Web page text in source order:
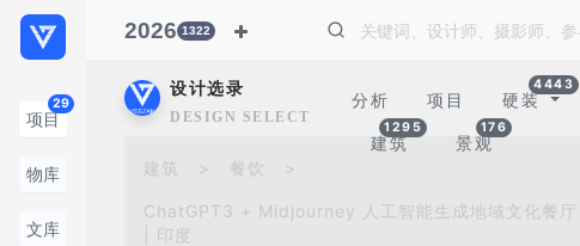
项目
29
物库
文库
2026 1322
设计选录
DESIGN SELECTION
分析 项目 硬装
4443
建筑
1295
景观
176
建筑 > 餐饮 >
ChatGPT3 + Midjourney 人工智能生成地域文化餐
| 印度